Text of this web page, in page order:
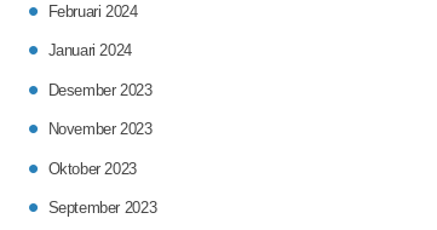
Februari 2024
Januari 2024
Desember 2023
November 2023
Oktober 2023
September 2023